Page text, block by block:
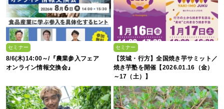
セミナー
8/6(木)14:00～/『農業参入フェア
オンライン情報交換会』
セミナー
【茨城・行方】全国焼き芋サミット／
焼き芋塾を開催【2026.01.16（金）
～17（土）】